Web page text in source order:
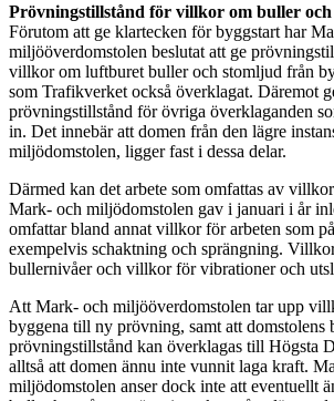
Prövningstillstånd för villkor om buller
Förutom att ge klartecken för byggstart har
miljööverdomstolen beslutat att ge
villkor om luftburet buller och stomljud från
som Trafikverket också överklagat. Däremot
prövningstillstånd för övriga överklaganden
in. Det innebär att domen från den lägre
miljödomstolen, ligger fast i dessa delar.
Därmed kan det arbete som omfattas av
Mark- och miljödomstolen gav i januari i år
omfattar bland annat villkor för arbeten som
exempelvis schaktning och sprängning.
bullernivåer och villkor för vibrationer och
Att Mark- och miljööverdomstolen tar upp
byggena till ny prövning, samt att domstolens
prövningstillstånd kan överklagas till Högsta
alltså att domen ännu inte vunnit laga kraft.
miljödomstolen anser dock inte att eventuellt